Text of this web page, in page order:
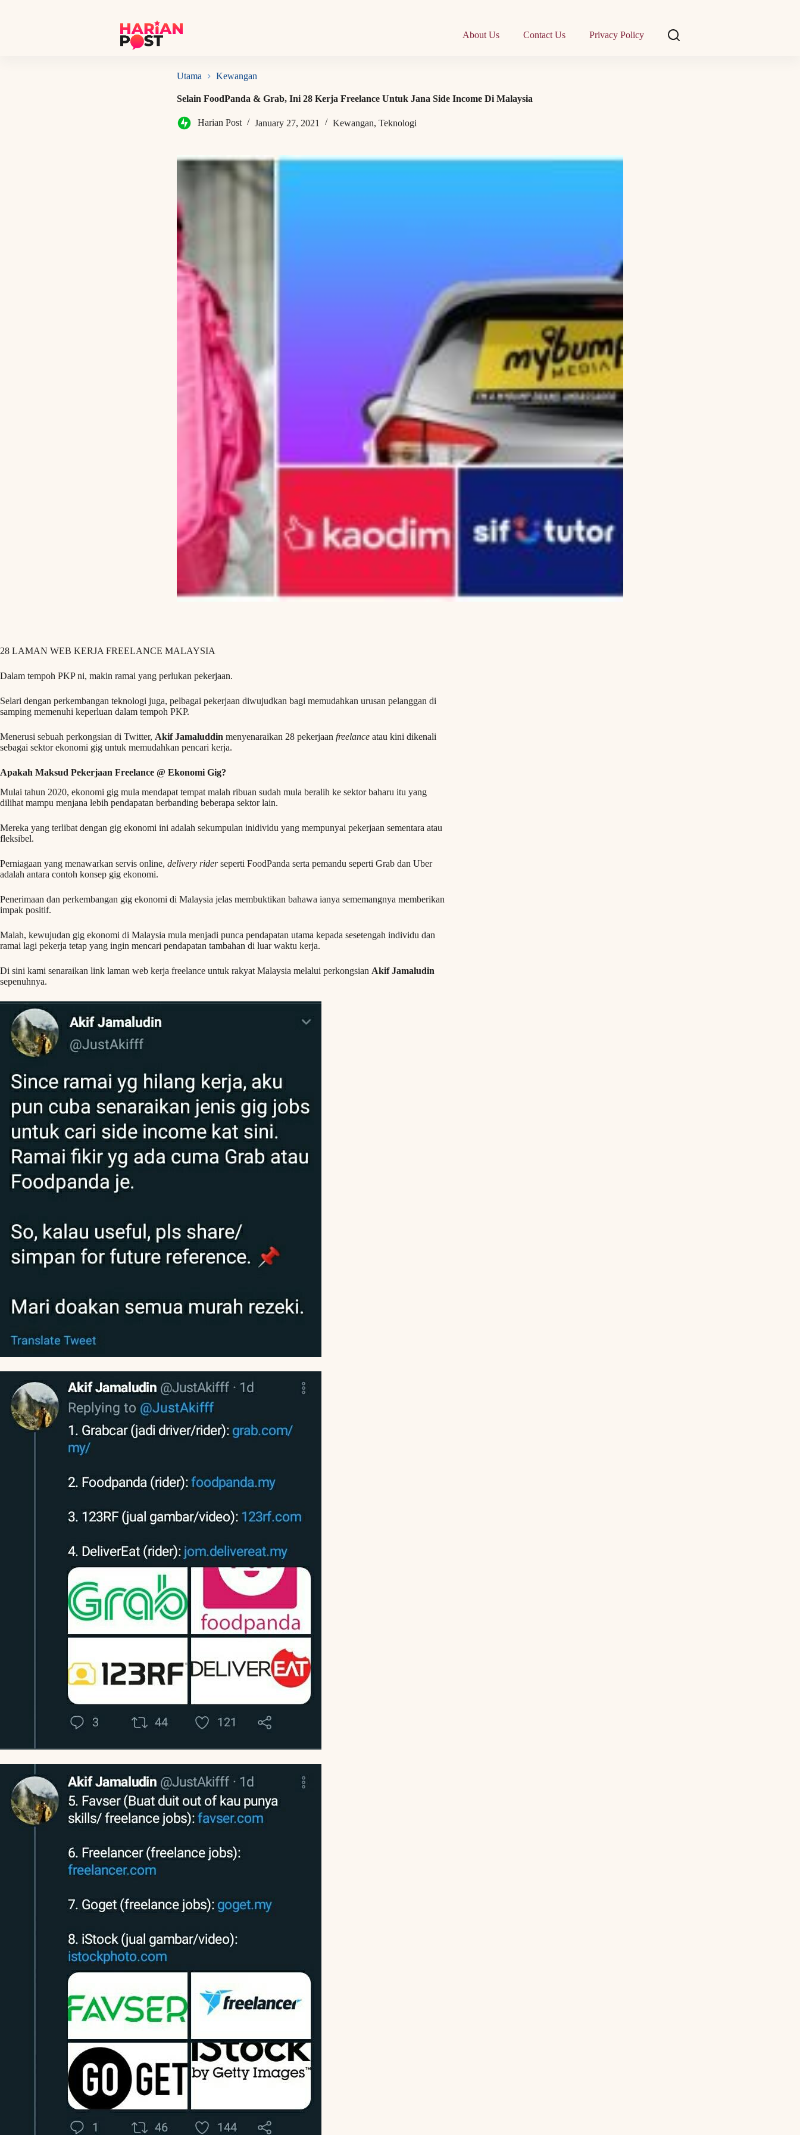
About Us Contact Us Privacy Policy
Utama Kewangan
Selain FoodPanda & Grab, Ini 28 Kerja Freelance Untuk Jana Side Income Di Malaysia
Harian Post January 27, 2021 Kewangan, Teknologi
28 LAMAN WEB KERJA FREELANCE MALAYSIA
Dalam tempoh PKP ni, makin ramai yang perlukan pekerjaan.
Selari dengan perkembangan teknologi juga, pelbagai pekerjaan diwujudkan bagi memudahkan urusan pelanggan di
samping memenuhi keperluan dalam tempoh PKP.
Menerusi sebuah perkongsian di Twitter, Akif Jamaluddin menyenaraikan 28 pekerjaan freelance atau kini dikenali
sebagai sektor ekonomi gig untuk memudahkan pencari kerja.
Apakah Maksud Pekerjaan Freelance @ Ekonomi Gig?
Mulai tahun 2020, ekonomi gig mula mendapat tempat malah ribuan sudah mula beralih ke sektor baharu itu yang
dilihat mampu menjana lebih pendapatan berbanding beberapa sektor lain.
Mereka yang terlibat dengan gig ekonomi ini adalah sekumpulan inidividu yang mempunyai pekerjaan sementara atau
fleksibel.
Perniagaan yang menawarkan servis online, delivery riderseperti FoodPanda serta pemandu seperti Grab dan Uber
adalah antara contoh konsep gig ekonomi.
Penerimaan dan perkembangan gig ekonomi di Malaysia jelas membuktikan bahawa ianya sememangnya memberikan
impak positif.
Malah, kewujudan gig ekonomi di Malaysia mula menjadi punca pendapatan utama kepada sesetengah individu dan
ramai lagi pekerja tetap yang ingin mencari pendapatan tambahan di luar waktu kerja.
Di sini kami senaraikan link laman web kerja freelance untuk rakyat Malaysia melalui perkongsian Akif Jamaludin
sepenuhnya.